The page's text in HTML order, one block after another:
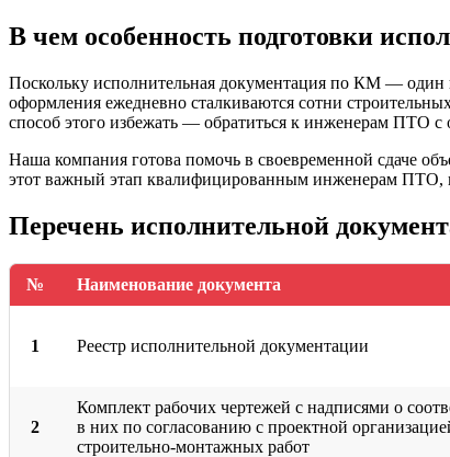
В чем особенность подготовки
Поскольку исполнительная документация по КМ — один
оформления ежедневно сталкиваются сотни
способ этого избежать — обратиться к инженерам ПТО
Наша компания готова помочь в своевременной сдаче
этот важный этап квалифицированным инженерам ПТО,
Перечень исполнительной
№ Наименование документа
1 Реестр исполнительной документации
2
Комплект рабочих чертежей с надписями о
в них по согласованию с проектной
строительно-монтажных работ